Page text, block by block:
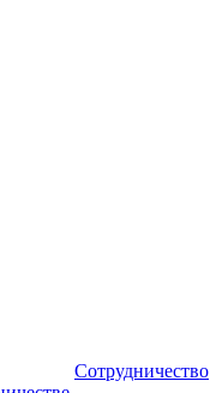
Сотрудничество